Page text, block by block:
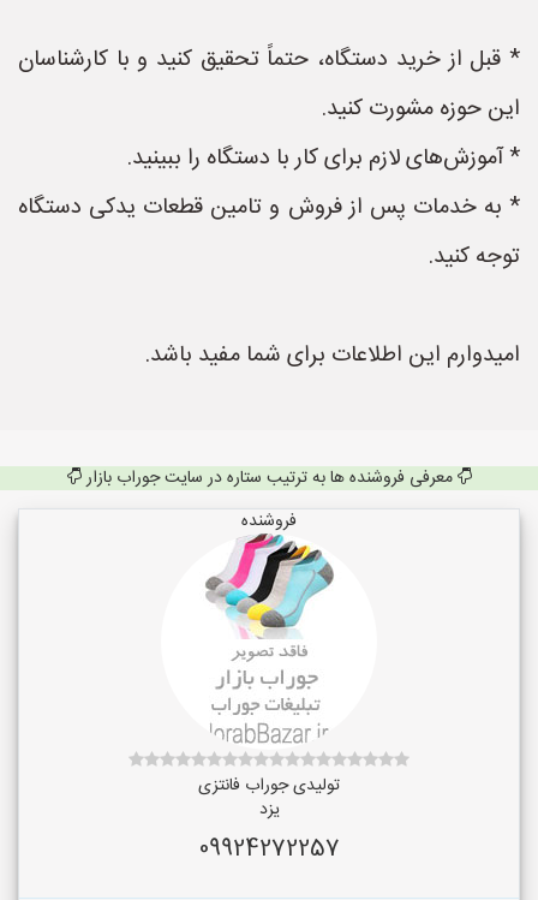
* قبل از خرید دستگاه، حتماً تحقیق کنید و با کارشناسان
این حوزه مشورت کنید.
* آموزش‌های لازم برای کار با دستگاه را ببینید.
* به خدمات پس از فروش و تامین قطعات یدکی دستگاه
توجه کنید.
امیدوارم این اطلاعات برای شما مفید باشد.
معرفی فروشنده ها به ترتیب ستاره در سایت جوراب بازار
فروشنده
تولیدی جوراب فانتزی
یزد
09924272257